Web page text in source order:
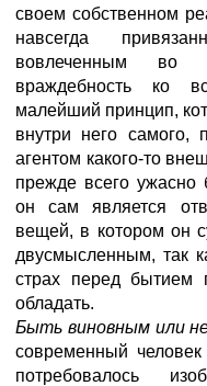
своем собственном
навсегда
вовлеченным во
враждебность ко
малейший принцип,
внутри него самого,
агентом какого-то
прежде всего ужасно
он сам является
вещей, в котором он
двусмысленным, так
страх перед бытием
обладать.
Быть виновным или
современный человек
потребовалось